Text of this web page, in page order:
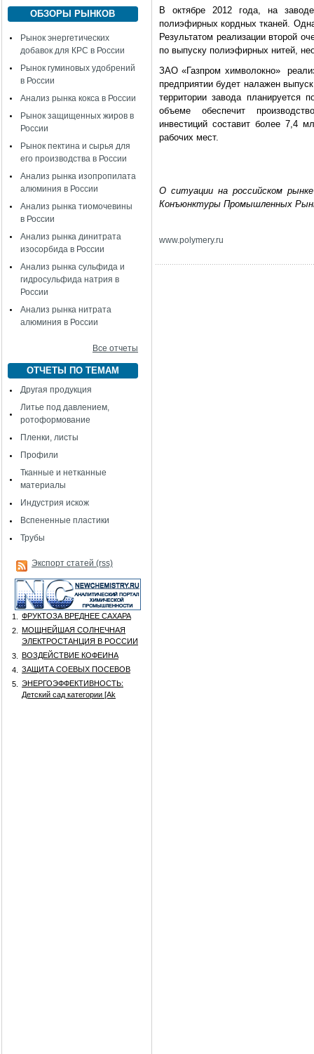
ОБЗОРЫ РЫНКОВ
Рынок энергетических
добавок для КРС в России
Рынок гуминовых удобрений
в России
Анализ рынка кокса в России
Рынок защищенных жиров в
России
Рынок пектина и сырья для
его производства в России
Анализ рынка изопропилата
алюминия в России
Анализ рынка тиомочевины
в России
Анализ рынка динитрата
изосорбида в России
Анализ рынка сульфида и
гидросульфида натрия в
России
Анализ рынка нитрата
алюминия в России
Все отчеты
ОТЧЕТЫ ПО ТЕМАМ
Другая продукция
Литье под давлением,
ротоформование
Пленки, листы
Профили
Тканные и нетканные
материалы
Индустрия искож
Вспененные пластики
Трубы
Экспорт статей (rss)
1.
ФРУКТОЗА ВРЕДНЕЕ САХАРА
2.
МОЩНЕЙШАЯ СОЛНЕЧНАЯ
ЭЛЕКТРОСТАНЦИЯ В РОССИИ
3.
ВОЗДЕЙСТВИЕ КОФЕИНА
4.
ЗАЩИТА СОЕВЫХ ПОСЕВОВ
5.
ЭНЕРГОЭФФЕКТИВНОСТЬ:
Детский сад категории [Аk
В октябре 2012 года, на
полиэфирных кордных тканей.
Результатом реализации второй
по выпуску полиэфирных нитей,
ЗАО «Газпром химволокно»
предприятии будет налажен
территории завода планируется
объеме обеспечит
инвестиций составит более 7,4
рабочих мест.
О ситуации на российском
Конъюнктуры Промышленных
www.polymery.ru